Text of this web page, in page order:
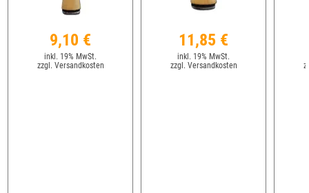
9,10 €
inkl. 19% MwSt.
zzgl. Versandkosten
11,85 €
inkl. 19% MwSt.
zzgl. Versandkosten